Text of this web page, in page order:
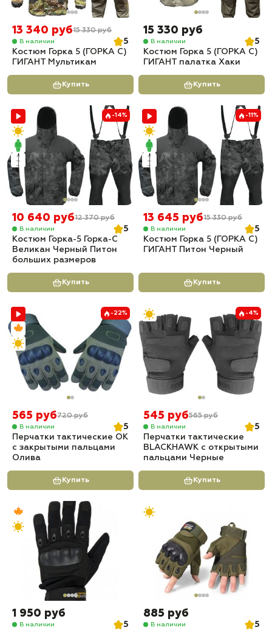
13 340 руб15 330 руб
В наличии
5
Костюм Горка 5 (ГОРКА С)
ГИГАНТ Мультикам
Купить
15 330 руб
В наличии
5
Костюм Горка 5 (ГОРКА С)
ГИГАНТ палатка Хаки
Купить
-14%
10 640 руб12 370 руб
В наличии
5
Костюм Горка-5 Горка-С
Великан Черный Питон
больших размеров
Купить
-11%
13 645 руб15 330 руб
В наличии
5
Костюм Горка 5 (ГОРКА С)
ГИГАНТ Питон Черный
Купить
-22%
565 руб720 руб
В наличии
5
Перчатки тактические OK
с закрытыми пальцами
Олива
Купить
-4%
545 руб565 руб
В наличии
5
Перчатки тактические
BLACKHAWK с открытыми
пальцами Черные
Купить
1 950 руб
В наличии
5
885 руб
В наличии
5